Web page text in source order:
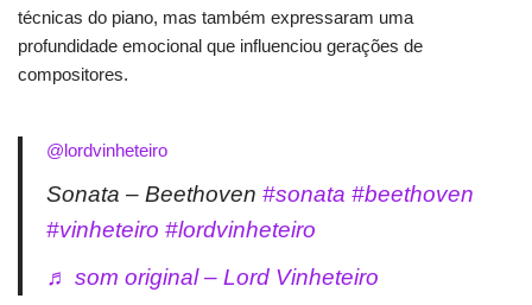
técnicas do piano, mas também expressaram uma
profundidade emocional que influenciou gerações de
compositores.
@lordvinheteiro
Sonata – Beethoven #sonata #beethoven
#vinheteiro #lordvinheteiro
♬ som original – Lord Vinheteiro